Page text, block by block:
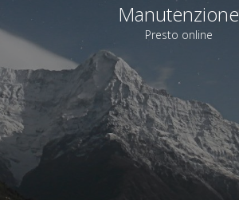
Manutenzione
Presto online